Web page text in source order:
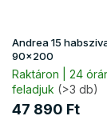
Andrea 15
90x200
Raktáron | 24
feladjuk (>3 db)
47 890 Ft